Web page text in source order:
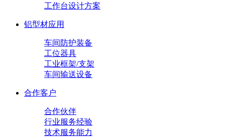
工作台设计方案
铝型材应用
车间防护装备
工位器具
工业框架/支架
车间输送设备
合作客户
合作伙伴
行业服务经验
技术服务能力